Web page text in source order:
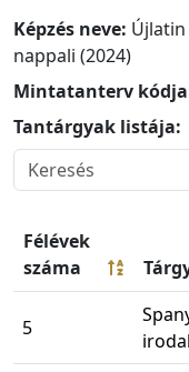
Képzés neve:
nappali (2024)
Mintatanterv
Tantárgyak listája:
Félévek
száma
5